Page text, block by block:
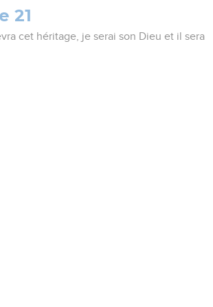
21
cet héritage, je serai son Dieu et il sera